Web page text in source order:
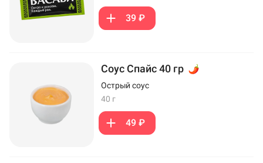
39 ₽
Соус Спайс 40 гр
Острый соус
40 г
49 ₽